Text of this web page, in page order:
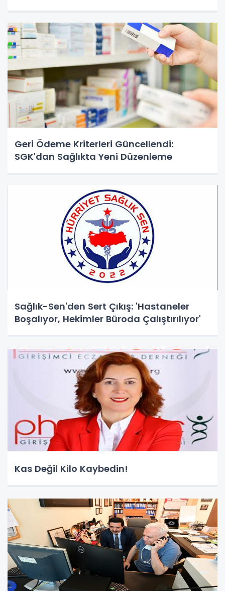
Geri Ödeme Kriterleri Güncellendi:
SGK'dan Sağlıkta Yeni Düzenleme
Sağlık-Sen'den Sert Çıkış: 'Hastaneler
Boşalıyor, Hekimler Büroda Çalıştırılıyor'
Kas Değil Kilo Kaybedin!